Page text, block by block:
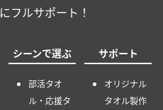
にフルサポート！
シーンで選ぶ
部活タオ
ル・応援タ
サポート
オリジナル
タオル製作